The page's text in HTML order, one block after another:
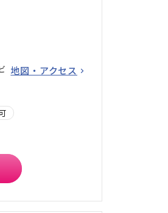
地図・アクセス